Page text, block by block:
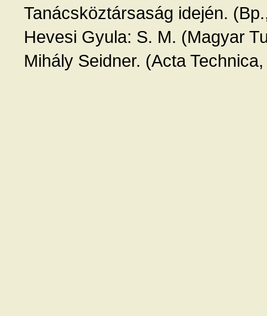
Tanácsköztársaság idején.
Hevesi Gyula: S. M. (Magyar
Mihály Seidner. (Acta